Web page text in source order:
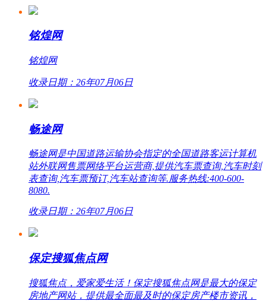
铭煌网
铭煌网
收录日期：26年07月06日
畅途网
畅途网是中国道路运输协会指定的全国道路客运计算机
站外联网售票网络平台运营商,提供汽车票查询,汽车时刻
表查询,汽车票预订,汽车站查询等.服务热线:400-600-
8080.
收录日期：26年07月06日
保定搜狐焦点网
搜狐焦点，爱家爱生活！保定搜狐焦点网是最大的保定
房地产网站，提供最全面最及时的保定房产楼市资讯，